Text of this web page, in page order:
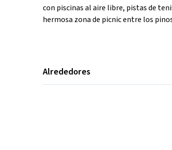
con piscinas al aire libre, pistas de
hermosa zona de picnic entre los
Alrededores